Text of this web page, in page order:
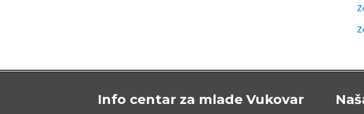
Info centar za mlade Vukovar